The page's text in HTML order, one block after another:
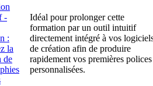
-
:
la
de
Idéal pour prolonger cette
formation par un outil intuitif
directement intégré à vos
de création afin de produire
rapidement vos premières polices
personnalisées.